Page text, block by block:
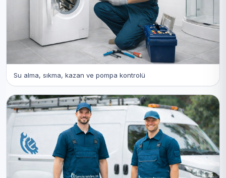
Su alma, sıkma, kazan ve pompa kontrolü